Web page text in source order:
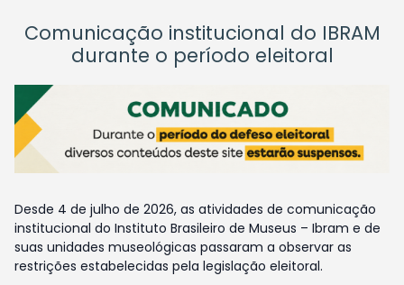
Comunicação institucional do IBRAM
durante o período eleitoral
Desde 4 de julho de 2026, as atividades de comunicação
institucional do Instituto Brasileiro de Museus – Ibram e de
suas unidades museológicas passaram a observar as
restrições estabelecidas pela legislação eleitoral.